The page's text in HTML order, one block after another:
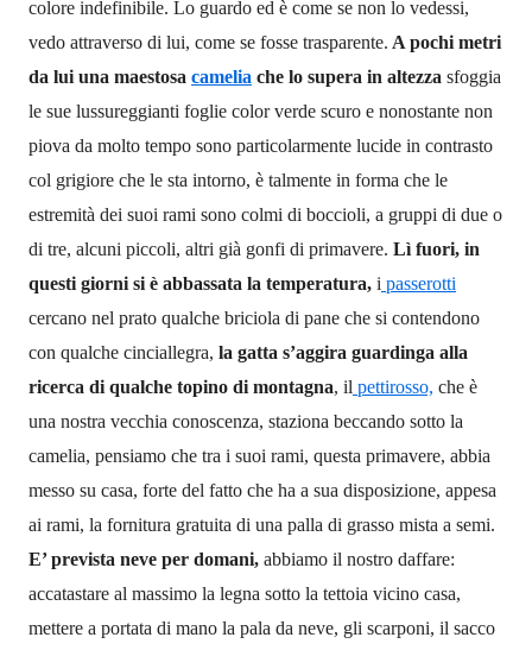
colore indefinibile. Lo guardo ed è come se non lo vedessi,
vedo attraverso di lui, come se fosse trasparente. A pochi metri
da lui una maestosa camelia che lo supera in altezza sfoggia
le sue lussureggianti foglie color verde scuro e nonostante non
piova da molto tempo sono particolarmente lucide in contrasto
col grigiore che le sta intorno, è talmente in forma che le
estremità dei suoi rami sono colmi di boccioli, a gruppi di due o
di tre, alcuni piccoli, altri già gonfi di primavere. Lì fuori, in
questi giorni si è abbassata la temperatura, i passerotti
cercano nel prato qualche briciola di pane che si contendono
con qualche cinciallegra, la gatta s’aggira guardinga alla
ricerca di qualche topino di montagna, il pettirosso, che è
una nostra vecchia conoscenza, staziona beccando sotto la
camelia, pensiamo che tra i suoi rami, questa primavere, abbia
messo su casa, forte del fatto che ha a sua disposizione, appesa
ai rami, la fornitura gratuita di una palla di grasso mista a semi.
E’ prevista neve per domani, abbiamo il nostro daffare:
accatastare al massimo la legna sotto la tettoia vicino casa,
mettere a portata di mano la pala da neve, gli scarponi, il sacco